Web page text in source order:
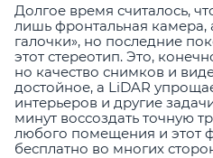
Долгое время считалось,
лишь фронтальная камера,
галочки», но последние
этот стереотип. Это,
но качество снимков и
достойное, а LiDAR
интерьеров и другие
минут воссоздать точную
любого помещения и этот
бесплатно во многих